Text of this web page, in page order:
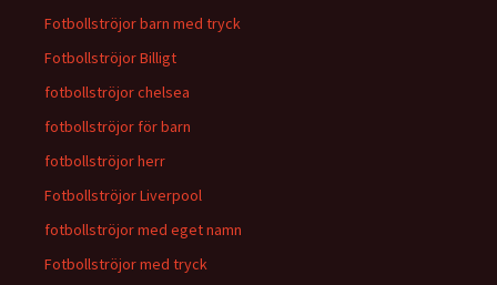
Fotbollströjor barn med tryck
Fotbollströjor Billigt
fotbollströjor chelsea
fotbollströjor för barn
fotbollströjor herr
Fotbollströjor Liverpool
fotbollströjor med eget namn
Fotbollströjor med tryck